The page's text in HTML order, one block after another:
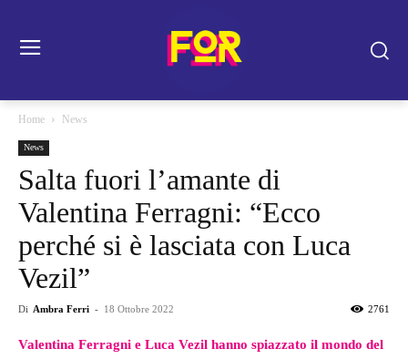
Home News
News
Salta fuori l’amante di
Valentina Ferragni: “Ecco
perché si è lasciata con Luca
Vezil”
Di Ambra Ferri - 18 Ottobre 2022 2761
Valentina Ferragni e Luca Vezil hanno spiazzato il mondo del